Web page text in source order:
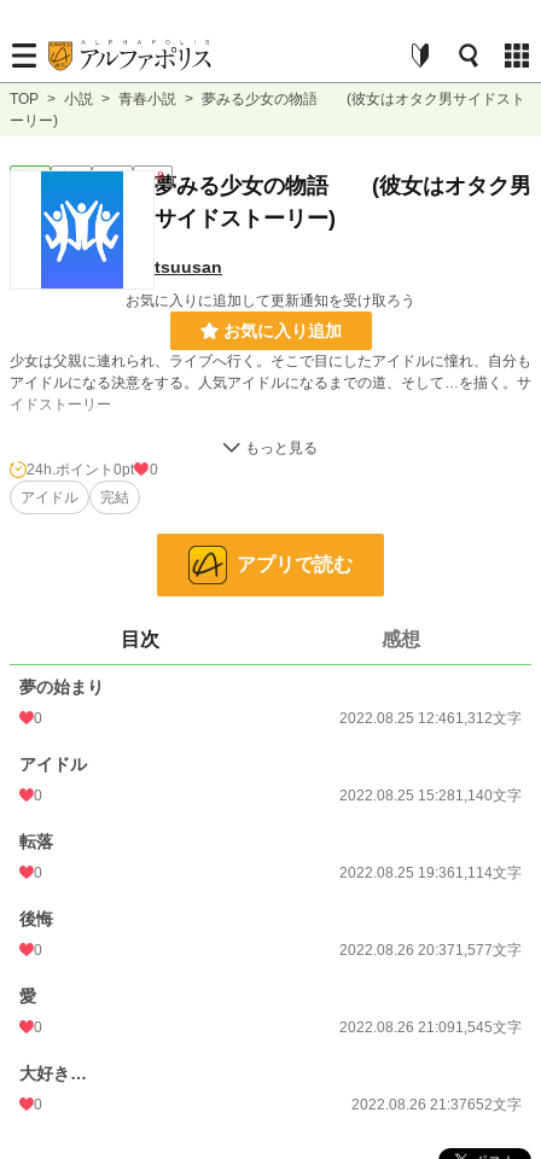
TOP > 小説 > 青春小説 > 夢みる少女の物語 (彼女はオタク男サイドスト
ーリー)
青春 完結 短編 R18夢みる少女の物語 (彼女はオタク男
サイドストーリー)
tsuusan
お気に入りに追加して更新通知を受け取ろう
お気に入り追加
少女は父親に連れられ、ライブへ行く。そこで目にしたアイドルに憧れ、自分も
アイドルになる決意をする。人気アイドルになるまでの道、そして…を描く。サ
イドストーリー
228,788 位 / 228,788 件
青春 7,920 位 / 7,920 件
更新日時 2022.08.26 21:37
初回公開日時
週間ポイント
月間ポイント
年間ポイント
累計ポイント
24h.ポイント 0pt
0
アイドル
完結
アプリで読む
目次 感想
夢の始まり
0 2022.08.25 12:461,312文字
アイドル
0 2022.08.25 15:281,140文字
転落
0 2022.08.25 19:361,114文字
後悔
0 2022.08.26 20:371,577文字
愛
0 2022.08.26 21:091,545文字
大好き…
0 2022.08.26 21:37652文字